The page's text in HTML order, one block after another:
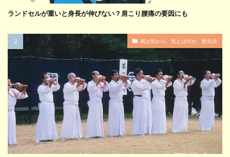
ランドセルが重いと身長が伸びない？肩こり腰痛の要因にも
病は気から、気とは何か、愉気法